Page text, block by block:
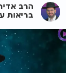
הרב
בריאות